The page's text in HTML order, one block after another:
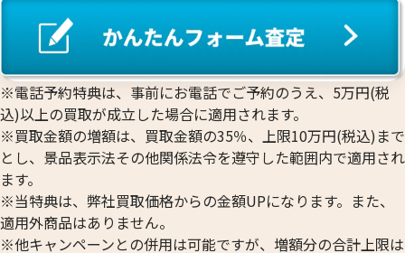
※電話予約特典は、事前にお電話でご予約のうえ、5万円(税
込)以上の買取が成立した場合に適用されます。
※買取金額の増額は、買取金額の35％、上限10万円(税込)まで
とし、景品表示法その他関係法令を遵守した範囲内で適用され
ます。
※当特典は、弊社買取価格からの金額UPになります。また、
適用外商品はありません。
※他キャンペーンとの併用は可能ですが、増額分の合計上限は